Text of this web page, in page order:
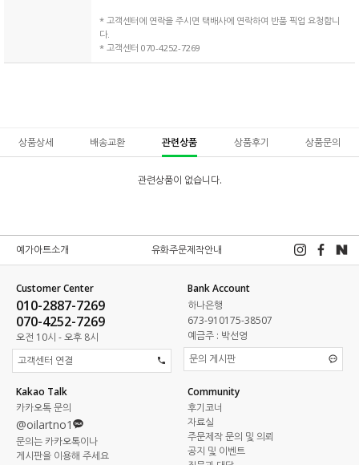
* 고객센터에 연락을 주시면 택배사에 연락하여 반품 픽업 요청합니
다.
* 고객센터 070-4252-7269
상품상세 배송교환 관련상품 상품후기 상품문의
관련상품이 없습니다.
예가아트소개 유화주문제작안내
Customer Center
010-2887-7269
070-4252-7269
오전 10시 - 오후 8시
고객센터 연결
Bank Account
하나은행
673-910175-38507
예금주 : 박선영
문의 게시판
Kakao Talk
카카오톡 문의
@oilartno1
문의는 카카오톡이나
게시판을 이용해 주세요
Community
후기코너
자료실
주문제작 문의 및 의뢰
공지 및 이벤트